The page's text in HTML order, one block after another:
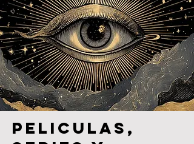
Peliculas,